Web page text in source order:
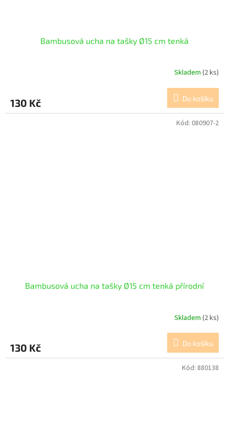
Bambusová ucha na tašky Ø15 cm tenká
Skladem (2 ks)
130 Kč Do košíku
Bambusová ucha na tašky Ø15 cm tenká přírodní
Skladem (2 ks)
130 Kč Do košíku
Kód: 080907-2
Kód: 880138